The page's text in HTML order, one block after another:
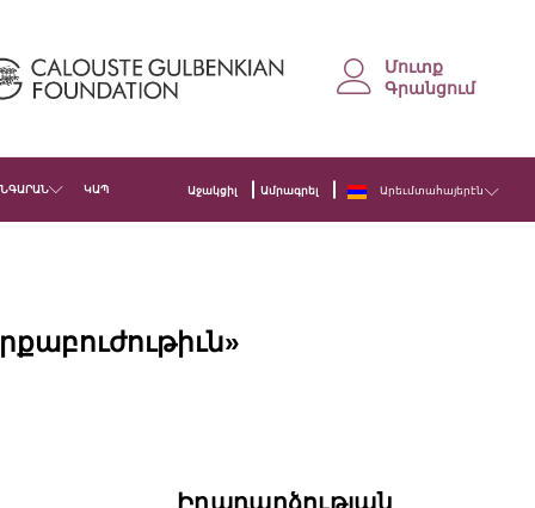
Մուտք
Գրանցում
ԿԱՊ Աջակցիլ Ամրագրել Արեւմտահայերէն
Իրադարձության